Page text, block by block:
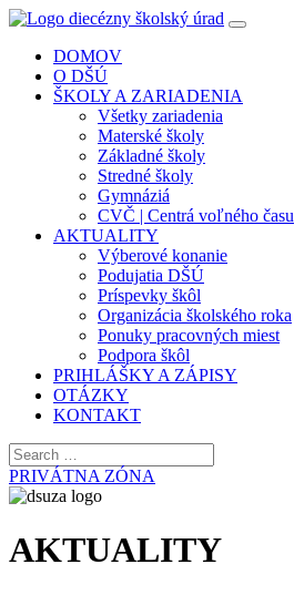
DOMOV
O DŠÚ
ŠKOLY A ZARIADENIA
Všetky zariadenia
Materské školy
Základné školy
Stredné školy
Gymnáziá
CVČ | Centrá voľného času
AKTUALITY
Výberové konanie
Podujatia DŠÚ
Príspevky škôl
Organizácia školského roka
Ponuky pracovných miest
Podpora škôl
PRIHLÁŠKY A ZÁPISY
OTÁZKY
KONTAKT
PRIVÁTNA ZÓNA
AKTUALITY